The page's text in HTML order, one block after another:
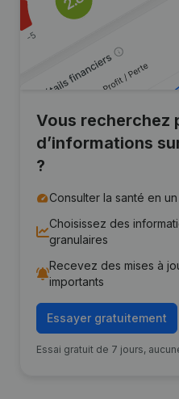
Vous recherchez
d’informations
?
Consulter la santé en
Choisissez des
granulaires
Recevez des mises à
importants
Essayer gratuitement
Essai gratuit de 7 jours,